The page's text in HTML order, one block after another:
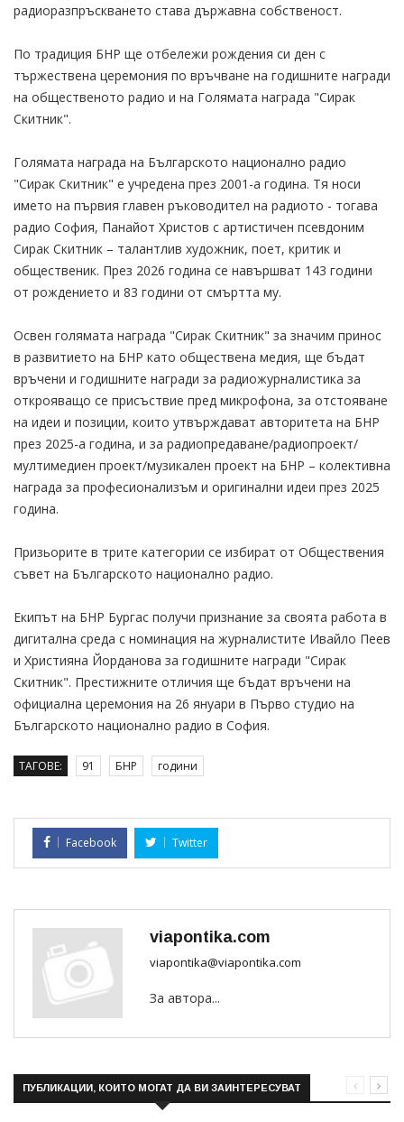
радиоразпръскването става държавна собственост.
По традиция БНР ще отбележи рождения си ден с
тържествена церемония по връчване на годишните награди
на общественото радио и на Голямата награда "Сирак
Скитник".
Голямата награда на Българското национално радио
"Сирак Скитник" е учредена през 2001-а година. Тя носи
името на първия главен ръководител на радиото - тогава
радио София, Панайот Христов с артистичен псевдоним
Сирак Скитник – талантлив художник, поет, критик и
общественик. През 2026 година се навършват 143 години
от рождението и 83 години от смъртта му.
Освен голямата награда "Сирак Скитник" за значим принос
в развитието на БНР като обществена медия, ще бъдат
връчени и годишните награди за радиожурналистика за
открояващо се присъствие пред микрофона, за отстояване
на идеи и позиции, които утвърждават авторитета на БНР
през 2025-а година, и за радиопредаване/радиопроект/
мултимедиен проект/музикален проект на БНР – колективна
награда за професионализъм и оригинални идеи през 2025
година.
Призьорите в трите категории се избират от Обществения
съвет на Българското национално радио.
Екипът на БНР Бургас получи признание за своята работа в
дигитална среда с номинация на журналистите Ивайло Пеев
и Християна Йорданова за годишните награди "Сирак
Скитник". Престижните отличия ще бъдат връчени на
официална церемония на 26 януари в Първо студио на
Българското национално радио в София.
ТАГОВЕ: 91 БНР години
Facebook Twitter
viapontika.com
viapontika@viapontika.com
За автора...
ПУБЛИКАЦИИ, КОИТО МОГАТ ДА ВИ ЗАИНТЕРЕСУВАТ